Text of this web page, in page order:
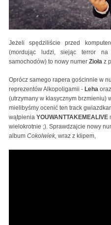
Jeżeli spędziliście przed
(mordując ludzi, siejąc terror
samochodów) to nowy numer Zioła z
Oprócz samego rapera gościnnie w
reprezentów Alkopoligamii - Leha oraz
(utrzymany w klasycznym brzmieniu)
mielibyśmy ocenić ten track
wątpienia YOUWANTTAKEMEALIVE
wielokrotnie ;). Sprawdzajcie nowy
album Cokolwiek, wraz z klipem,